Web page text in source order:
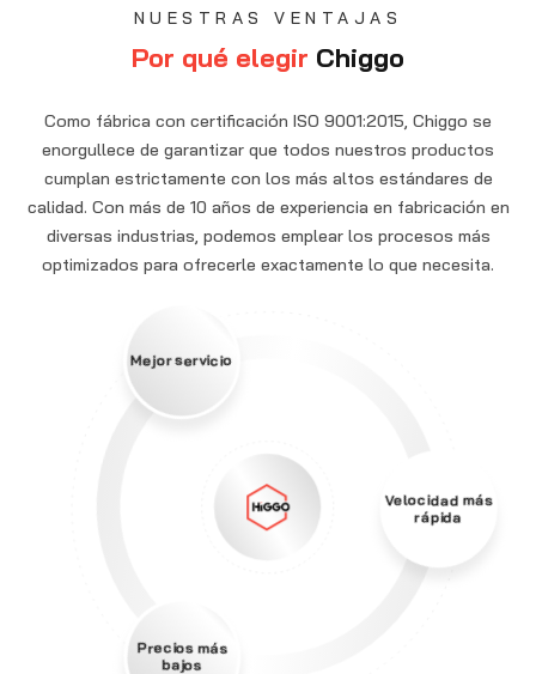
NUESTRAS VENTAJAS
Por qué elegir Chiggo
Como fábrica con certificación ISO 9001:2015, Chiggo se
enorgullece de garantizar que todos nuestros productos
cumplan estrictamente con los más altos estándares de
calidad. Con más de 10 años de experiencia en fabricación en
diversas industrias, podemos emplear los procesos más
optimizados para ofrecerle exactamente lo que necesita.
Velocidad más
rápida
Precios más
bajos
Mejor servicio